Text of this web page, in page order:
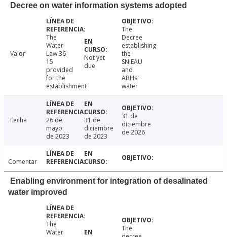
Decree on water information systems adopted
Valor
The
Water
Law 36-
15
provided
for the
establishment
Not yet
due
The
Decree
establishing
the
SNIEAU
and
ABHs'
water
Fecha
26 de
mayo
de 2023
31 de
diciembre
de 2023
31 de
diciembre
de 2026
Comentar
Enabling environment for integration of desalinated
water improved
The
Water
The